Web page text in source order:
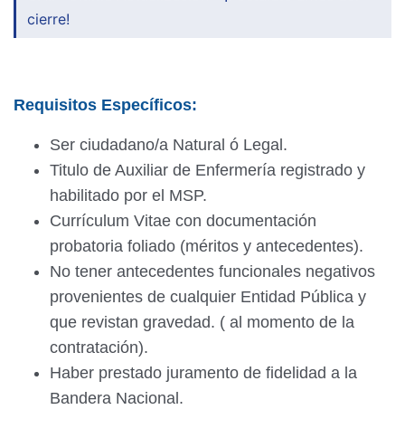
cierre!
Requisitos Específicos:
Ser ciudadano/a Natural ó Legal.
Titulo de Auxiliar de Enfermería registrado y
habilitado por el MSP.
Currículum Vitae con documentación
probatoria foliado (méritos y antecedentes).
No tener antecedentes funcionales negativos
provenientes de cualquier Entidad Pública y
que revistan gravedad. ( al momento de la
contratación).
Haber prestado juramento de fidelidad a la
Bandera Nacional.